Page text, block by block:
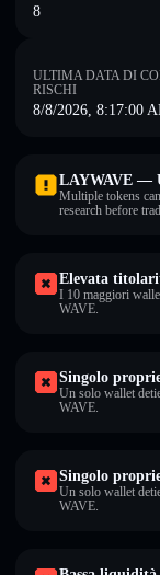
8
ULTIMA DATA DI
RISCHI
8/8/2026, 8:17:00
LAYWAVE —
Multiple tokens
research before
Elevata
I 10 maggiori
WAVE.
Singolo
Un solo wallet
WAVE.
Singolo
Un solo wallet
WAVE.